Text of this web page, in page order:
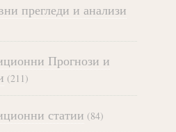
прегледи и анализи
Прогнози и
(211)
статии (84)